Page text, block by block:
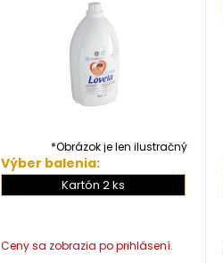
*Obrázok je len ilustračný
Výber balenia:
Kartón 2 ks